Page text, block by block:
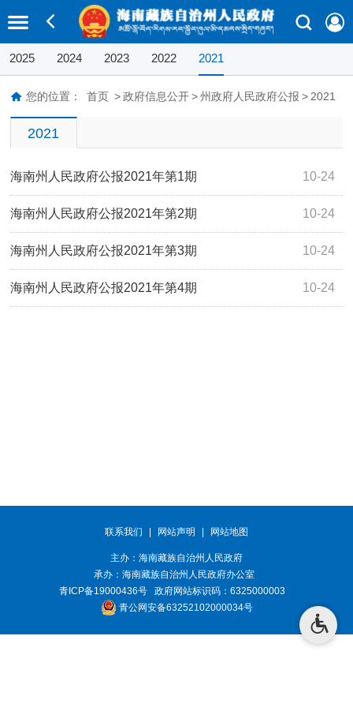
2025 2024 2023 2022 2021
您的位置： 首页 > 政府信息公开 > 州政府人民政府公报 > 2021
2021
10-24
海南州人民政府公报2021年第1期
10-24
海南州人民政府公报2021年第2期
10-24
海南州人民政府公报2021年第3期
10-24
海南州人民政府公报2021年第4期
联系我们 | 网站声明 | 网站地图
主办：海南藏族自治州人民政府
承办： 海南藏族自治州人民政府办公室
青ICP备19000436号政府网站标识码：6325000003
青公网安备63252102000034号